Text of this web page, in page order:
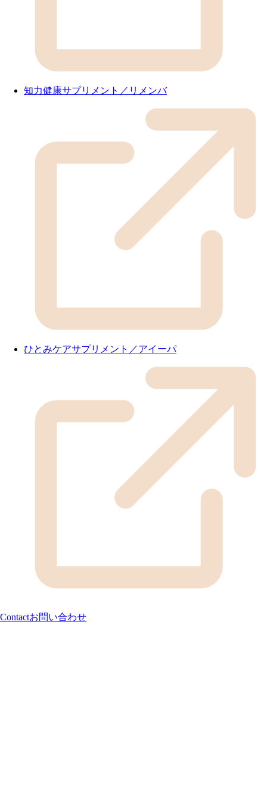
知力健康サプリメント／リメンバ
ひとみケアサプリメント／アイーパ
Contactお問い合わせ